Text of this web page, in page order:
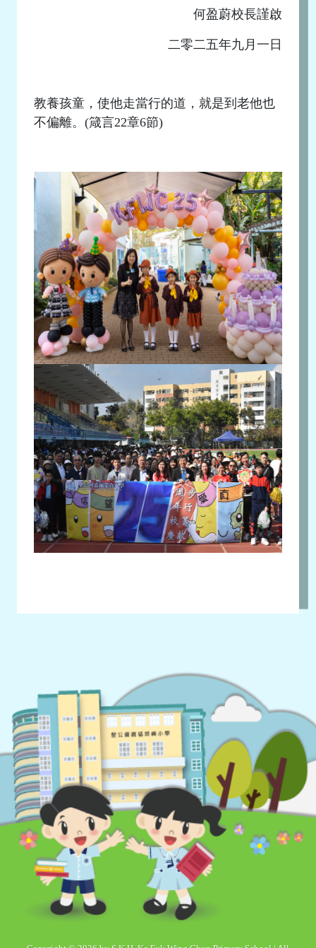
何盈蔚校長謹啟
二零二五年九月一日
教養孩童，使他走當行的道，就是到老他也
不偏離。(箴言22章6節)